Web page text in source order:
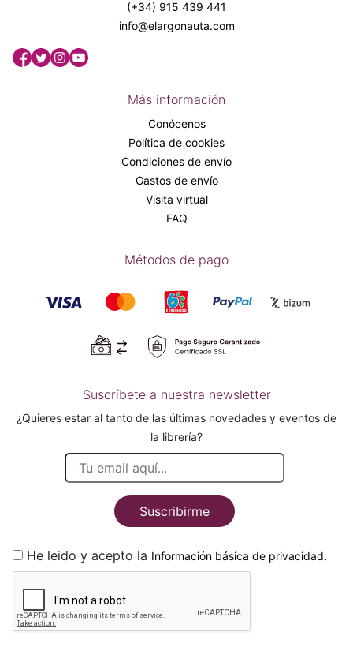
(+34) 915 439 441
info@elargonauta.com
Más información
Conócenos
Política de cookies
Condiciones de envío
Gastos de envío
Visita virtual
FAQ
Métodos de pago
Suscríbete a nuestra newsletter
¿Quieres estar al tanto de las últimas novedades y eventos de
la librería?
Suscribirme
He leido y acepto la Información básica de privacidad.